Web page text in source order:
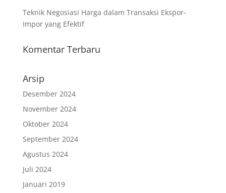
Teknik Negosiasi Harga dalam Transaksi Ekspor-
Impor yang Efektif
Komentar Terbaru
Arsip
Desember 2024
November 2024
Oktober 2024
September 2024
Agustus 2024
Juli 2024
Januari 2019